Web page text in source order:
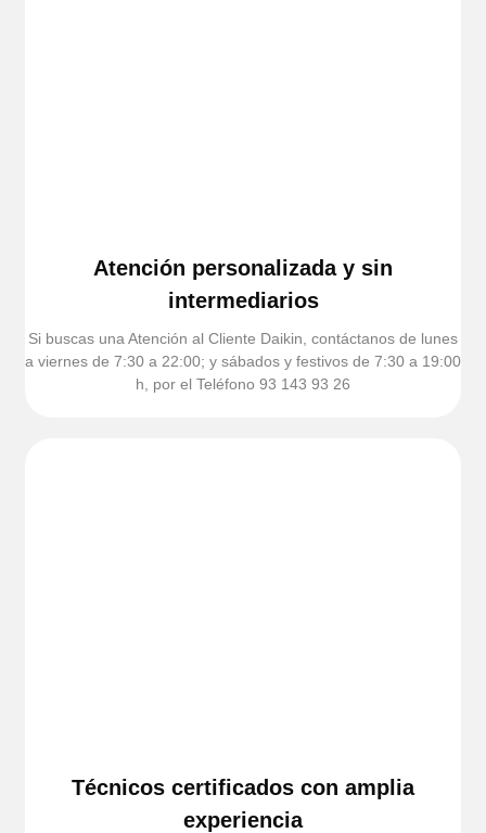
Atención personalizada y sin
intermediarios
Si buscas una Atención al Cliente Daikin, contáctanos de lunes
a viernes de 7:30 a 22:00; y sábados y festivos de 7:30 a 19:00
h, por el Teléfono 93 143 93 26
Técnicos certificados con amplia
experiencia